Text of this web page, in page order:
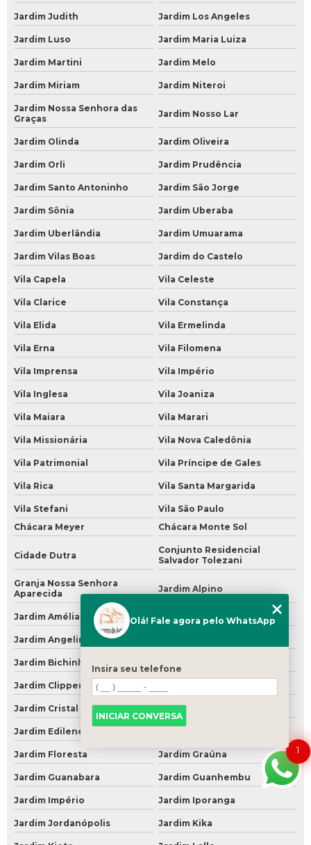
Revisão Veicular na Zona Sul
Suspensão a Ar Carro
Suspensão a Ar de Carro
Suspensão Carro
Suspensão Carro Antigo
Suspensão Carro de Arrancada
Suspensão Carro Importado
Suspensão Carro Manutenção
Suspensão Carro Popular
Suspensão de Carro
Suspensão de Carro Francês
Suspensão de um Carro
Suspensão do Carro
Suspensão Hidráulica Carro
Suspensão Hidráulica Carro Importado
Suspensão Hidráulica de Carro
Suspensão Hidráulica de Carro Importado
Suspensão Hidráulica para Carro
Suspensão Hidráulica para Carro Popular
Suspensão para Carro
Suspensão para Carro Antigo
Suspensão para Carro Blindado
Suspensão para Carro de Arrancada
Suspensão para Carro Francês
Suspensão para Carro Popular
Suspensão Pneumática Carro
Suspensão Pneumática de Carro
Suspensão Pneumática para Carro
Troca de óleos
Troca de óleo
Jardim Judith Jardim Los Angeles
Jardim Luso Jardim Maria Luiza
Jardim Martini Jardim Melo
Jardim Miriam Jardim Niteroi
Jardim Nossa Senhora das
Graças
Jardim Nosso Lar
Jardim Olinda Jardim Oliveira
Jardim Orli Jardim Prudência
Jardim Santo Antoninho Jardim São Jorge
Jardim Sônia Jardim Uberaba
Jardim Uberlândia Jardim Umuarama
Jardim Vilas Boas Jardim do Castelo
Vila Capela Vila Celeste
Vila Clarice Vila Constança
Vila Elida Vila Ermelinda
Vila Erna Vila Filomena
Vila Imprensa Vila Império
Vila Inglesa Vila Joaniza
Vila Maiara Vila Marari
Vila Missionária Vila Nova Caledônia
Vila Patrimonial Vila Príncipe de Gales
Vila Rica Vila Santa Margarida
Vila Stefani
Vila São Paulo
Chácara Meyer
Chácara Monte Sol
Cidade Dutra
Conjunto Residencial
Salvador Tolezani
Granja Nossa Senhora
Aparecida
Jardim Alpino
Jardim Amélia Jardim Ana Lúcia
Jardim Angelina
Jardim Bichinhos Jardim Bonito
Jardim Clipper
Jardim Cristal Jardim Cruzeiro
Jardim Edilene
Jardim Floresta Jardim Graúna
Jardim Guanabara Jardim Guanhembu
Jardim Império Jardim Iporanga
Jardim Jordanópolis Jardim Kika
1
Olá! Fale agora pelo WhatsApp
Insira seu telefone
INICIAR CONVERSA